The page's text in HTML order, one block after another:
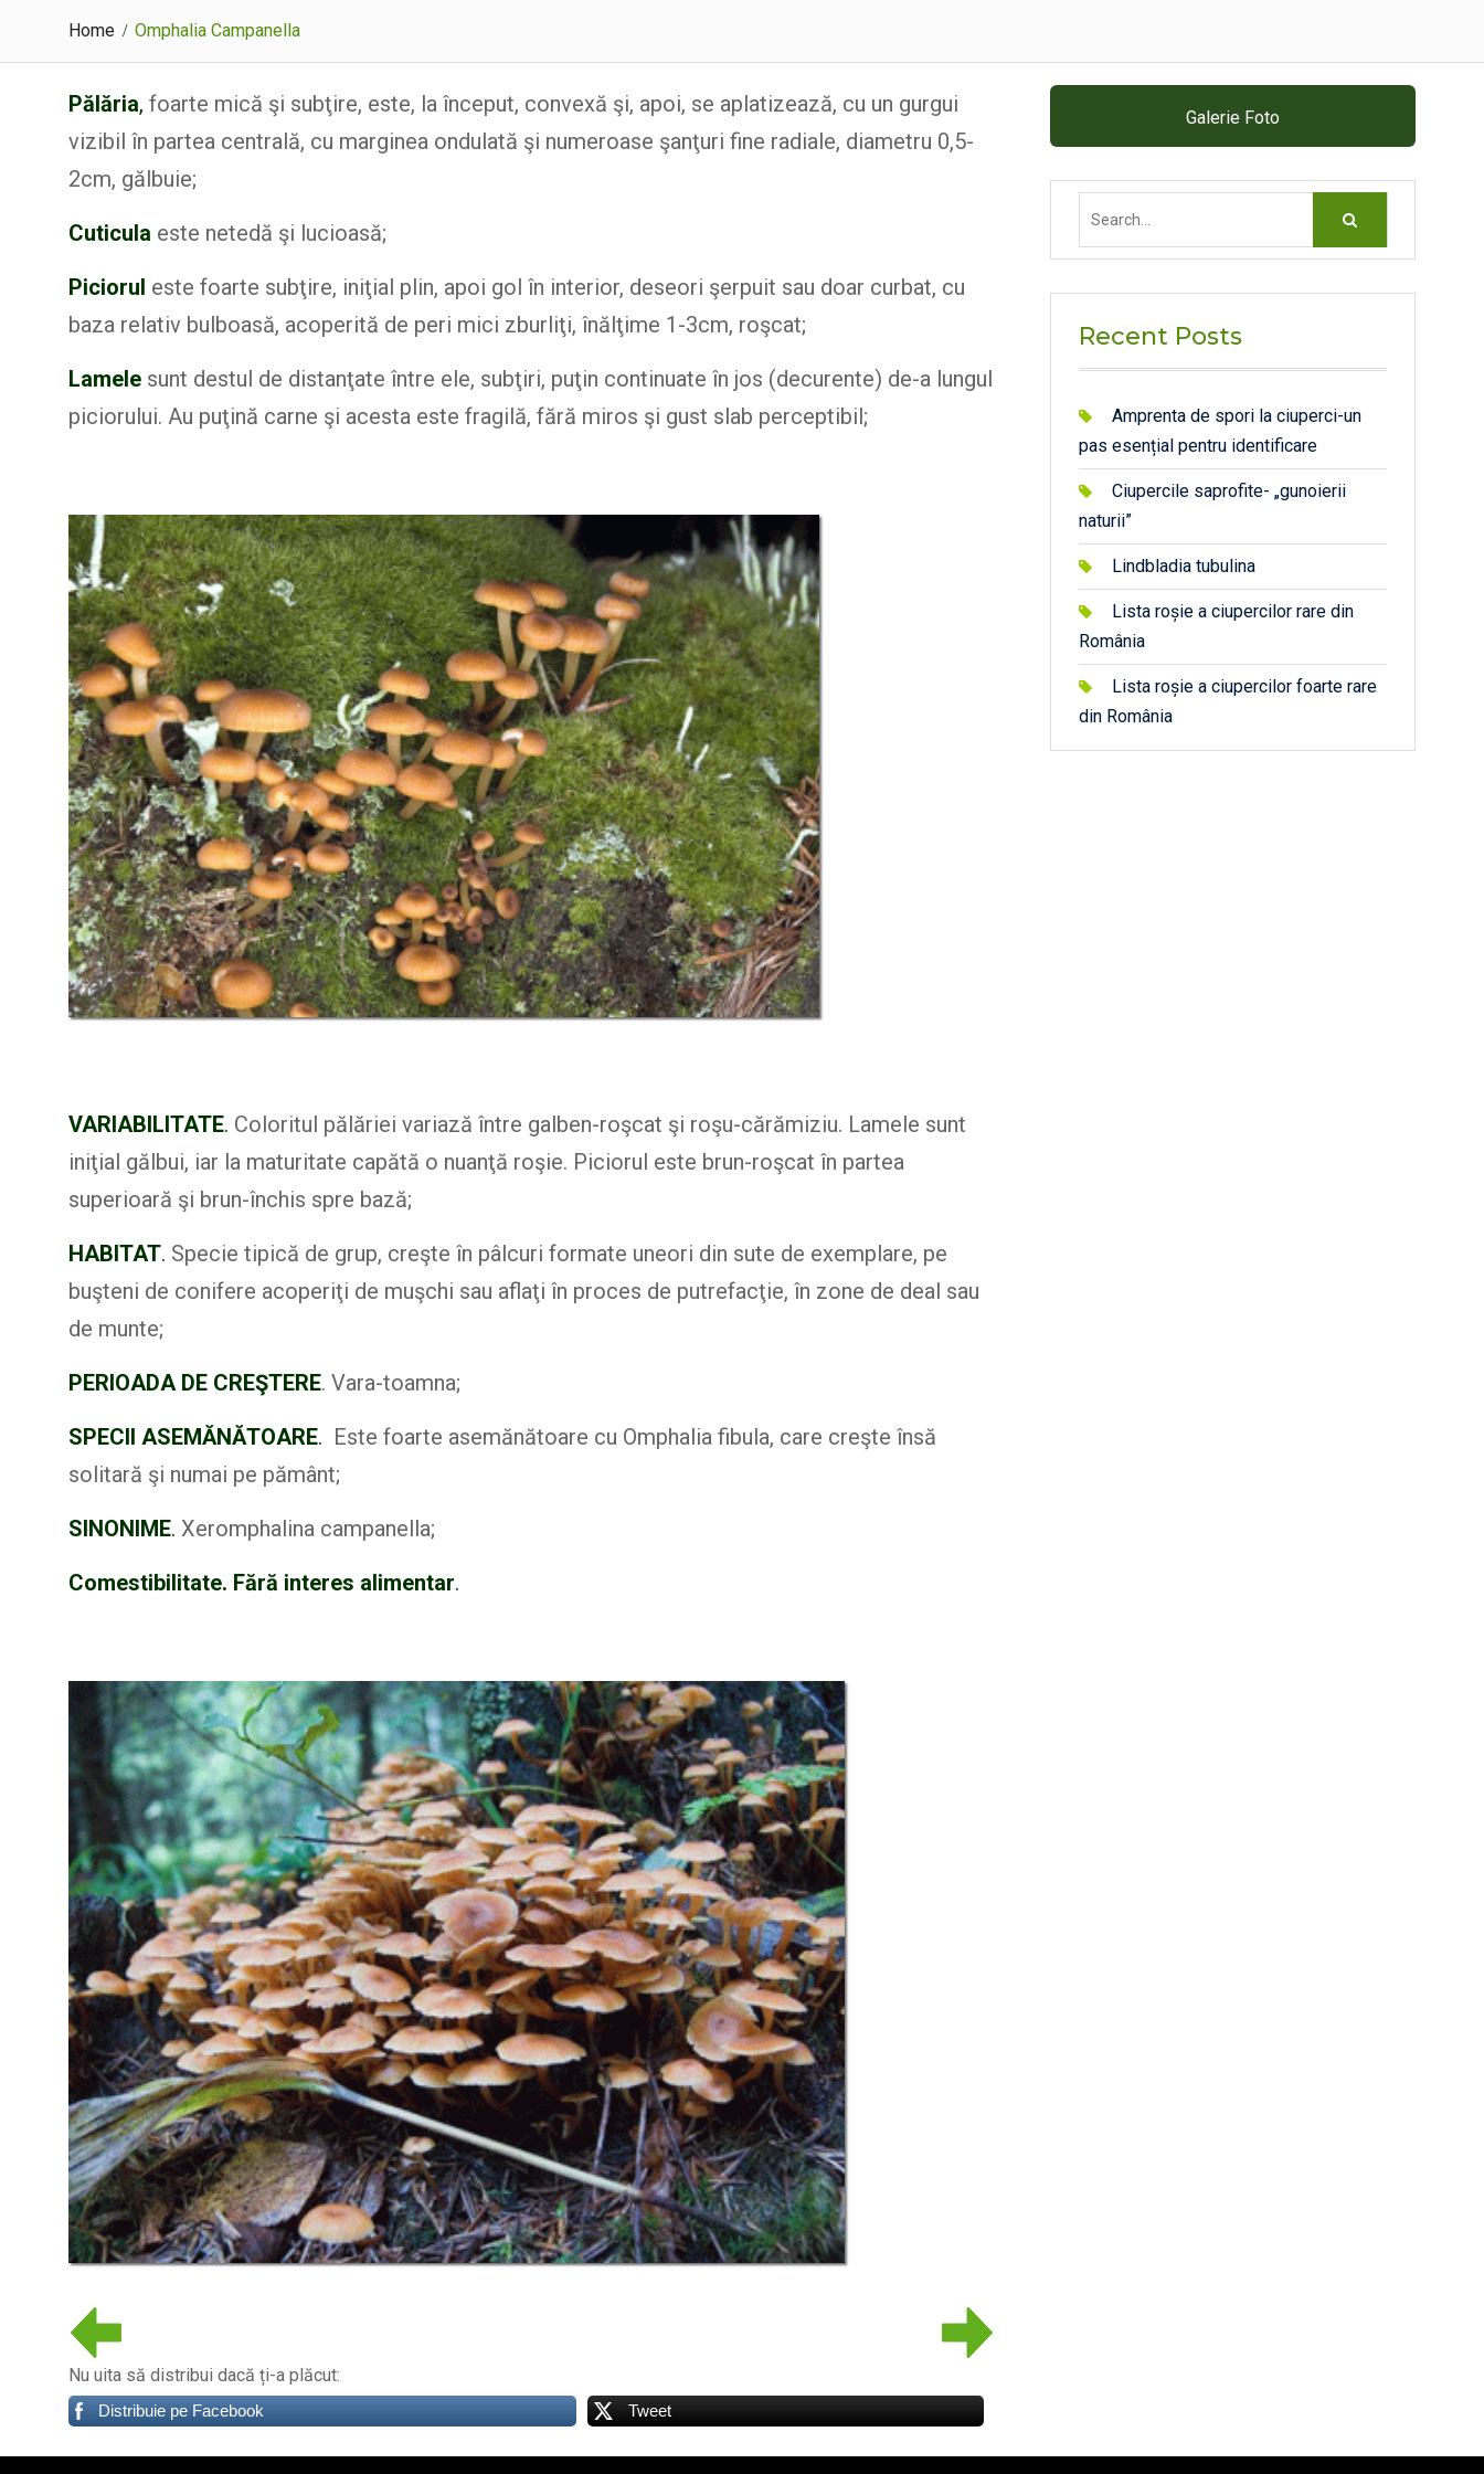
Home Omphalia Campanella
Pălăria, foarte mică şi subţire, este, la început, convexă şi, apoi, se aplatizează, cu un gurgui
vizibil în partea centrală, cu marginea ondulată şi numeroase şanţuri fine radiale, diametru 0,5-
2cm, gălbuie;
Cuticula este netedă şi lucioasă;
Piciorul este foarte subţire, iniţial plin, apoi gol în interior, deseori şerpuit sau doar curbat, cu
baza relativ bulboasă, acoperită de peri mici zburliţi, înălţime 1-3cm, roşcat;
Lamele sunt destul de distanţate între ele, subţiri, puţin continuate în jos (decurente) de-a lungul
piciorului. Au puţină carne şi acesta este fragilă, fără miros şi gust slab perceptibil;
VARIABILITATE. Coloritul pălăriei variază între galben-roşcat şi roşu-cărămiziu. Lamele sunt
iniţial gălbui, iar la maturitate capătă o nuanţă roşie. Piciorul este brun-roşcat în partea
superioară şi brun-închis spre bază;
HABITAT. Specie tipică de grup, creşte în pâlcuri formate uneori din sute de exemplare, pe
buşteni de conifere acoperiţi de muşchi sau aflaţi în proces de putrefacţie, în zone de deal sau
de munte;
PERIOADA DE CREŞTERE. Vara-toamna;
SPECII ASEMĂNĂTOARE. Este foarte asemănătoare cu Omphalia fibula, care creşte însă
solitară şi numai pe pământ;
SINONIME. Xeromphalina campanella;
Comestibilitate. Fără interes alimentar.
Nu uita să distribui dacă ți-a plăcut:
Distribuie pe Facebook Tweet
Galerie Foto
Recent Posts
Amprenta de spori la ciuperci-un
pas esențial pentru identificare
Ciupercile saprofite- „gunoierii
naturii”
Lindbladia tubulina
Lista roșie a ciupercilor rare din
România
Lista roșie a ciupercilor foarte rare
din România